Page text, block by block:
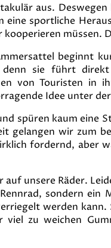
aus.
eine sportliche
müssen.
beginnt
sie führt
von Touristen in
Idee unter
spüren kaum eine
gelangen wir zum
fordernd, aber
unsere Räder.
sondern
werden
zu weichen